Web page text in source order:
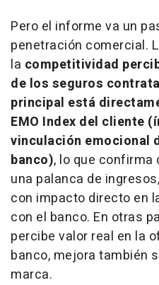
Pero el informe va un
penetración comercial.
la competitividad
de los seguros
principal está
EMO Index del cliente
vinculación emocional
banco), lo que confirma
una palanca de
con impacto directo en
con el banco. En otras
percibe valor real en la
banco, mejora también
marca.